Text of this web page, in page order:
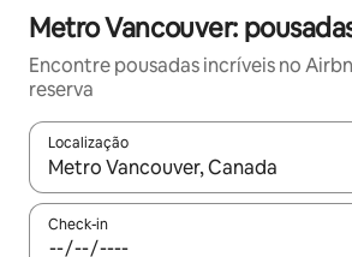
Metro Vancouver:
Encontre pousadas incríveis no
reserva
Localização
Quando os resultados estiverem
Check-in